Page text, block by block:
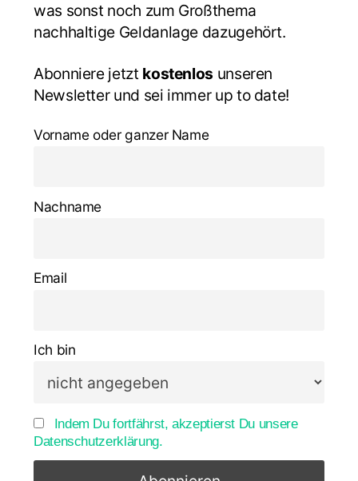
was sonst noch zum Großthema
nachhaltige Geldanlage dazugehört.
Abonniere jetzt kostenlos unseren
Newsletter und sei immer up to date!
Vorname oder ganzer Name
Nachname
Email
Ich bin
Indem Du fortfährst, akzeptierst Du unsere
Datenschutzerklärung.